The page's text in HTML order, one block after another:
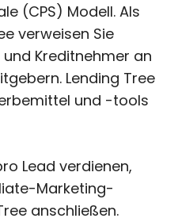
(CPS) Modell. Als
verweisen Sie
Kreditnehmer an
Lending Tree
und -tools
Lead verdienen,
Marketing-
anschließen.